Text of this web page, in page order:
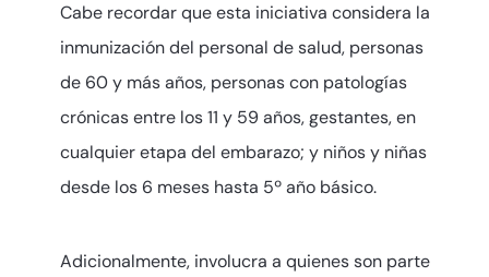
Cabe recordar que esta iniciativa considera la
inmunización del personal de salud, personas
de 60 y más años, personas con patologías
crónicas entre los 11 y 59 años, gestantes, en
cualquier etapa del embarazo; y niños y niñas
desde los 6 meses hasta 5º año básico.
Adicionalmente, involucra a quienes son parte